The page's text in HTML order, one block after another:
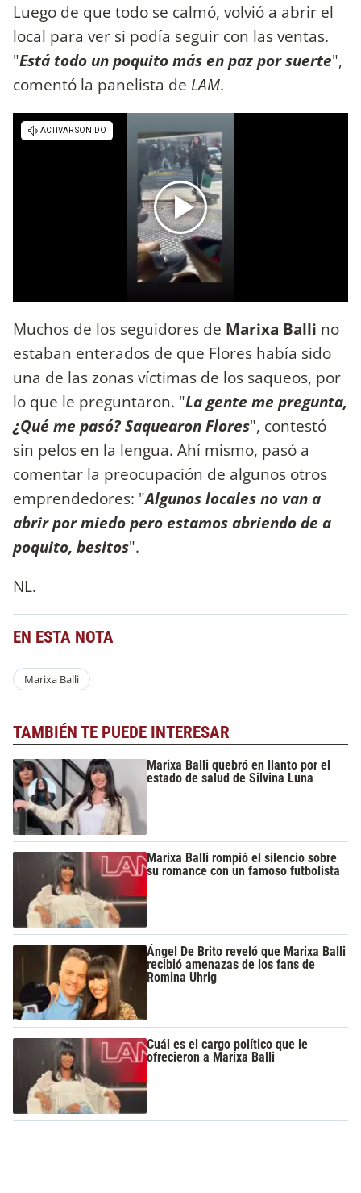
Luego de que todo se calmó, volvió a abrir el
local para ver si podía seguir con las ventas.
"Está todo un poquito más en paz por suerte",
comentó la panelista de LAM.
Muchos de los seguidores de Marixa Balli no
estaban enterados de que Flores había sido
una de las zonas víctimas de los saqueos, por
lo que le preguntaron. "La gente me pregunta,
¿Qué me pasó? Saquearon Flores", contestó
sin pelos en la lengua. Ahí mismo, pasó a
comentar la preocupación de algunos otros
emprendedores: "Algunos locales no van a
abrir por miedo pero estamos abriendo de a
poquito, besitos".
NL.
EN ESTA NOTA
Marixa Balli
TAMBIÉN TE PUEDE INTERESAR
Marixa Balli quebró en llanto por el
estado de salud de Silvina Luna
Marixa Balli rompió el silencio sobre
su romance con un famoso futbolista
Ángel De Brito reveló que Marixa Balli
recibió amenazas de los fans de
Romina Uhrig
Cuál es el cargo político que le
ofrecieron a Marixa Balli